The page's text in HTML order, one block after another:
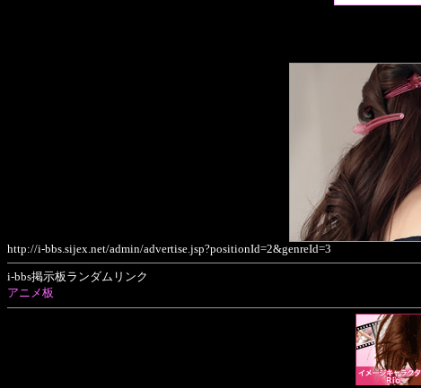
http://i-bbs.sijex.net/admin/advertise.jsp?positionId=2&genreId=3
i-bbs掲示板ランダムリンク
アニメ板